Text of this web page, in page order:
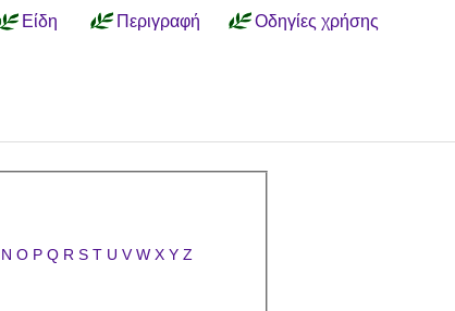
Είδη Περιγραφή Οδηγίες χρήσης
N O P Q R S T U V W X Y Z